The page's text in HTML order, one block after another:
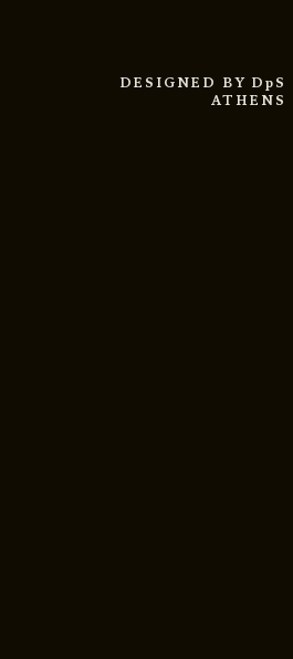
DESIGNED BY DpS
ATHENS